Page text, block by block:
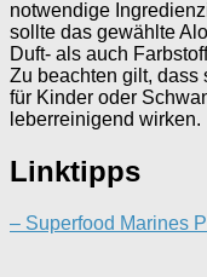
notwendige
sollte das gewählte
Duft- als auch
Zu beachten gilt, dass
für Kinder oder
leberreinigend wirken.
Linktipps
– Superfood Marines